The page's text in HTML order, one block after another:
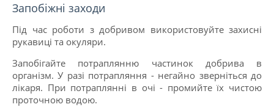
Запобіжні заходи
Під час роботи з добривом використовуйте захисні
рукавиці та окуляри.
Запобігайте потраплянню частинок добрива в
організм. У разі потрапляння - негайно зверніться до
лікаря. При потраплянні в очі - промийте їх чистою
проточною водою.